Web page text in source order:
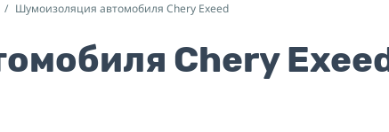
Шумоизоляция автомобиля Chery Exeed
Chery